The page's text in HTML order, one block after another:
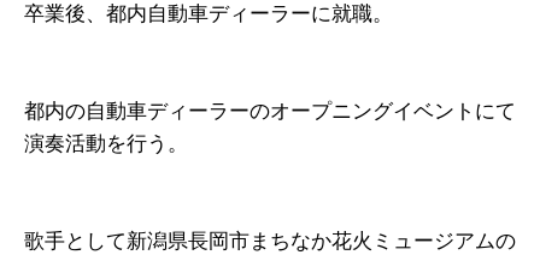
卒業後、都内自動車ディーラーに就職。
都内の自動車ディーラーのオープニングイベントにて
演奏活動を行う。
歌手として新潟県長岡市まちなか花火ミュージアムの